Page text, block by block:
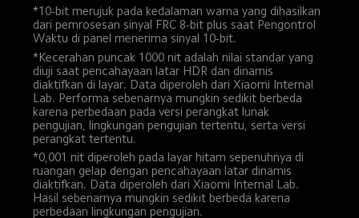
*10-bit merujuk pada kedalaman warna yang dihasilkan
dari pemrosesan sinyal FRC 8-bit plus saat Pengontrol
Waktu di panel menerima sinyal 10-bit.
*Kecerahan puncak 1000 nit adalah nilai standar yang
diuji saat pencahayaan latar HDR dan dinamis
diaktifkan di layar. Data diperoleh dari Xiaomi Internal
Lab. Performa sebenarnya mungkin sedikit berbeda
karena perbedaan pada versi perangkat lunak
pengujian, lingkungan pengujian tertentu, serta versi
perangkat tertentu.
*0,001 nit diperoleh pada layar hitam sepenuhnya di
ruangan gelap dengan pencahayaan latar dinamis
diaktifkan. Data diperoleh dari Xiaomi Internal Lab.
Hasil sebenarnya mungkin sedikit berbeda karena
perbedaan lingkungan pengujian.